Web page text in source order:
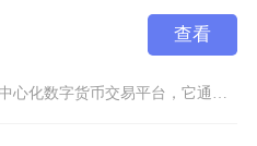
查看